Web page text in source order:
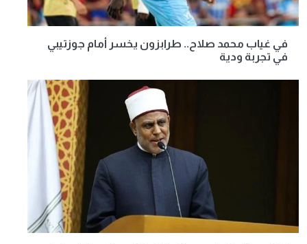
في غياب محمد صلاح.. طرابزون يخسر أمام جوزتيبي
في تجربة ودية